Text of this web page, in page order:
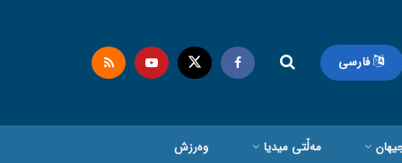
فارسی
مەڵتی میدیا وەرزش